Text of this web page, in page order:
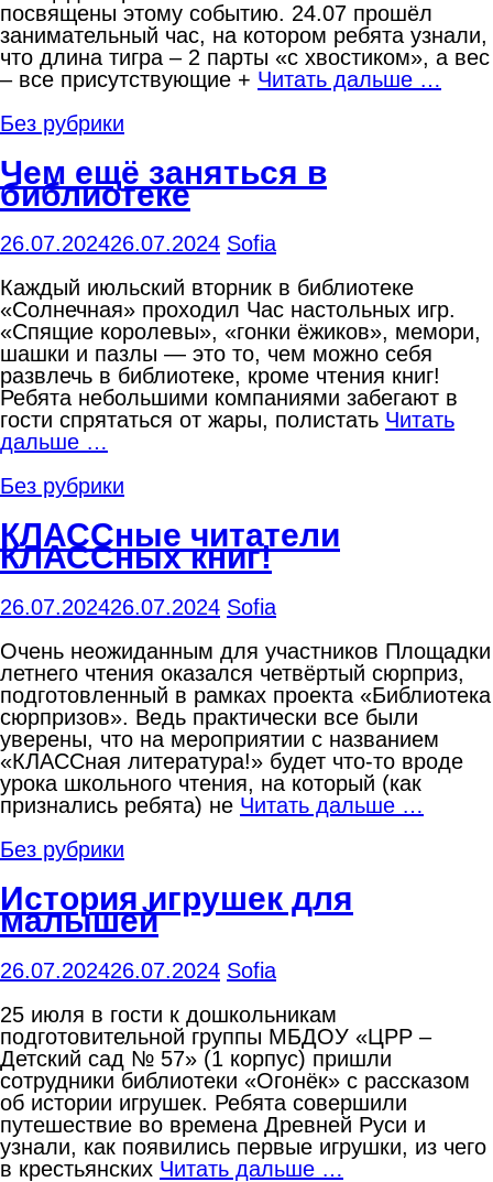
посвящены этому событию. 24.07 прошёл
занимательный час, на котором ребята узнали,
что длина тигра – 2 парты «с хвостиком», а вес
– все присутствующие + Читать дальше …
Без рубрики
Чем ещё заняться в
библиотеке
26.07.202426.07.2024 Sofia
Каждый июльский вторник в библиотеке
«Солнечная» проходил Час настольных игр.
«Спящие королевы», «гонки ёжиков», мемори,
шашки и пазлы — это то, чем можно себя
развлечь в библиотеке, кроме чтения книг!
Ребята небольшими компаниями забегают в
гости спрятаться от жары, полистать Читать
дальше …
Без рубрики
КЛАССные читатели
КЛАССных книг!
26.07.202426.07.2024 Sofia
Очень неожиданным для участников Площадки
летнего чтения оказался четвёртый сюрприз,
подготовленный в рамках проекта «Библиотека
сюрпризов». Ведь практически все были
уверены, что на мероприятии с названием
«КЛАССная литература!» будет что-то вроде
урока школьного чтения, на который (как
признались ребята) не Читать дальше …
Без рубрики
История игрушек для
малышей
26.07.202426.07.2024 Sofia
25 июля в гости к дошкольникам
подготовительной группы МБДОУ «ЦРР –
Детский сад № 57» (1 корпус) пришли
сотрудники библиотеки «Огонёк» с рассказом
об истории игрушек. Ребята совершили
путешествие во времена Древней Руси и
узнали, как появились первые игрушки, из чего
в крестьянских Читать дальше …